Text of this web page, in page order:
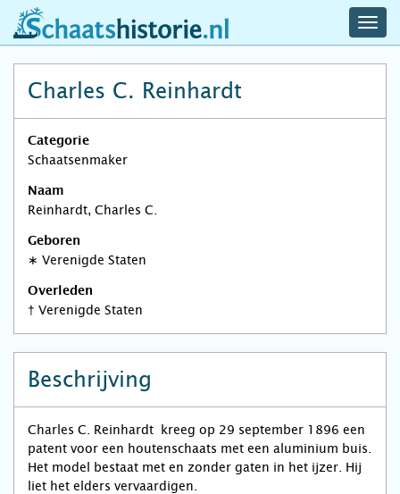
schaatshistorie.nl
Charles C. Reinhardt
Categorie
Schaatsenmaker
Naam
Reinhardt, Charles C.
Geboren
∗ Verenigde Staten
Overleden
† Verenigde Staten
Beschrijving
Charles C. Reinhardt kreeg op 29 september 1896 een
patent voor een houtenschaats met een aluminium buis.
Het model bestaat met en zonder gaten in het ijzer. Hij
liet het elders vervaardigen.